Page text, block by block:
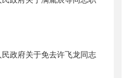
政府关于免去许飞龙同志